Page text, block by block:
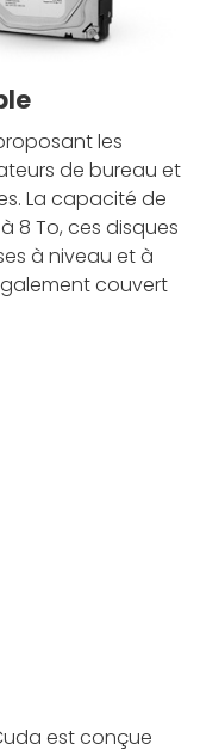
les
de bureau et
La capacité de
8 To, ces disques
à niveau et à
couvert
est conçue